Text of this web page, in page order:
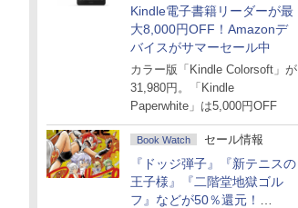
Kindle電子書籍リーダーが最
大8,000円OFF！Amazonデ
バイスがサマーセール中
カラー版「Kindle Colorsoft」が
31,980円。「Kindle
Paperwhite」は5,000円OFF
Book Watch セール情報
『ドッジ弾子』『新テニスの
王子様』『二階堂地獄ゴル
フ』などが50％還元！